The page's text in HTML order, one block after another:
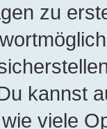
zu
kannst
viele